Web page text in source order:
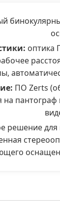
оптика
ПО Zerts
на
решение для